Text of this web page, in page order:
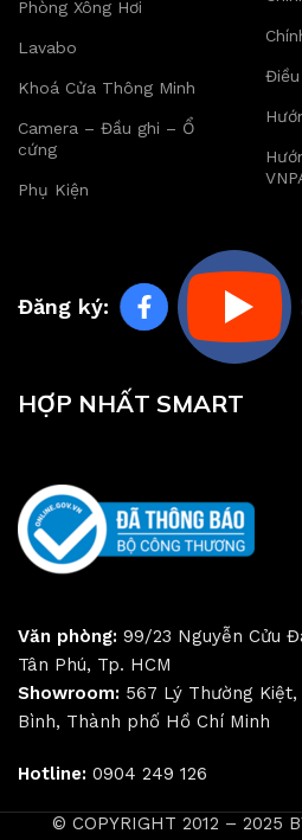
Phòng Xông Hơi
Lavabo
Khoá Cửa Thông Minh
Camera – Đầu ghi – Ổ
cứng
Phụ Kiện
Đăng ký:
HỢP NHẤT SMART
Văn phòng: 99/23 Nguyễn Cửu
Tân Phú, Tp. HCM
Showroom: 567 Lý Thường Kiệt,
Bình, Thành phố Hồ Chí Minh
Hotline: 0904 249 126
© COPYRIGHT 2012 – 2025